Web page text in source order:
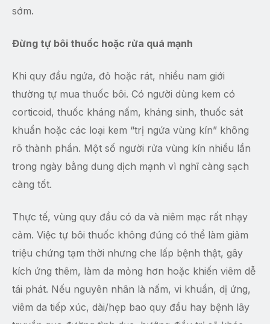
sớm.
Đừng tự bôi thuốc hoặc rửa quá mạnh
Khi quy đầu ngứa, đỏ hoặc rát, nhiều nam giới
thường tự mua thuốc bôi. Có người dùng kem có
corticoid, thuốc kháng nấm, kháng sinh, thuốc sát
khuẩn hoặc các loại kem “trị ngứa vùng kín” không
rõ thành phần. Một số người rửa vùng kín nhiều lần
trong ngày bằng dung dịch mạnh vì nghĩ càng sạch
càng tốt.
Thực tế, vùng quy đầu có da và niêm mạc rất nhạy
cảm. Việc tự bôi thuốc không đúng có thể làm giảm
triệu chứng tạm thời nhưng che lấp bệnh thật, gây
kích ứng thêm, làm da mỏng hơn hoặc khiến viêm dễ
tái phát. Nếu nguyên nhân là nấm, vi khuẩn, dị ứng,
viêm da tiếp xúc, dài/hẹp bao quy đầu hay bệnh lây